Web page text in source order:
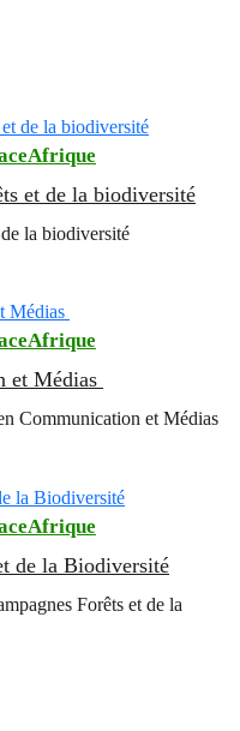
et de la biodiversité
la biodiversité
et Médias
Communication et Médias
de la Biodiversité
Forêts et de la